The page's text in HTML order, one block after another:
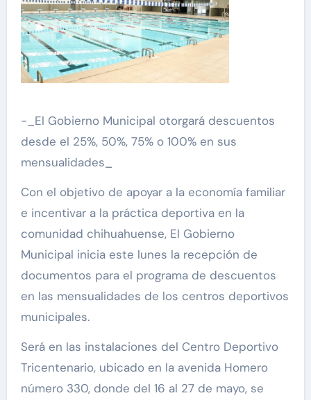
-_El Gobierno Municipal otorgará descuentos
desde el 25%, 50%, 75% o 100% en sus
mensualidades_
Con el objetivo de apoyar a la economía familiar
e incentivar a la práctica deportiva en la
comunidad chihuahuense, El Gobierno
Municipal inicia este lunes la recepción de
documentos para el programa de descuentos
en las mensualidades de los centros deportivos
municipales.
Será en las instalaciones del Centro Deportivo
Tricentenario, ubicado en la avenida Homero
número 330, donde del 16 al 27 de mayo, se